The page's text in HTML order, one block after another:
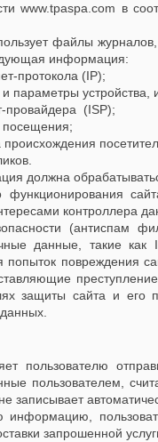
www.tpaspa.com в
файлы
информация:
протокола (IP);
параметры устройства,
провайдера (ISP);
посещения;
происхождения
должна
функционирования
контроллера
(антиспам
данные, такие как
попыток повреждения
защиты сайта и его
пользователю
пользователем,
записывает
запрошенной